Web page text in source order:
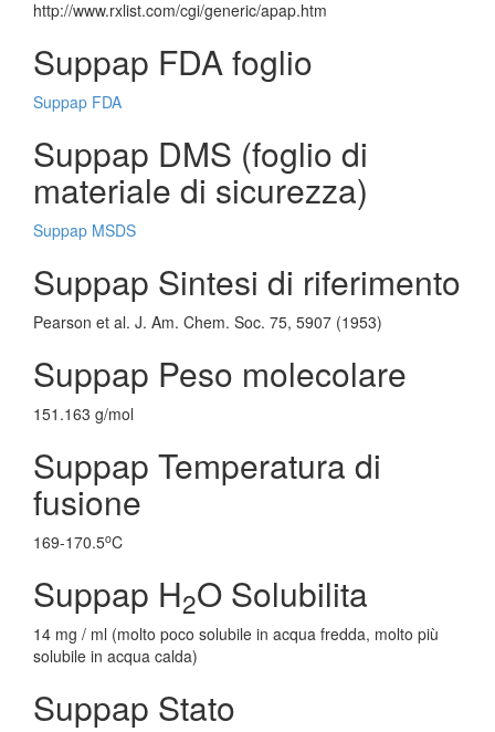
http://www.rxlist.com/cgi/generic/apap.htm
Suppap FDA foglio
Suppap FDA
Suppap DMS (foglio di
materiale di sicurezza)
Suppap MSDS
Suppap Sintesi di riferimento
Pearson et al. J. Am. Chem. Soc. 75, 5907 (1953)
Suppap Peso molecolare
151.163 g/mol
Suppap Temperatura di
fusione
169-170.5oC
Suppap H2O Solubilita
14 mg / ml (molto poco solubile in acqua fredda, molto più
solubile in acqua calda)
Suppap Stato